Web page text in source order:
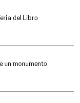
del Libro
un monumento